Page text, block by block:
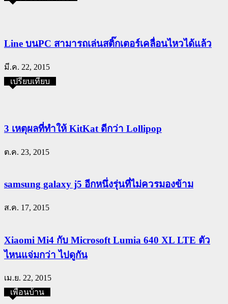
Line บนPC สามารถเล่นสติ๊กเตอร์เคลื่อนไหวได้แล้ว
มี.ค. 22, 2015
เปรียบเทียบ
3 เหตุผลที่ทำให้ KitKat ดีกว่า Lollipop
ต.ค. 23, 2015
samsung galaxy j5 อีกหนึ่งรุ่นที่ไม่ควรมองข้าม
ส.ค. 17, 2015
Xiaomi Mi4 กับ Microsoft Lumia 640 XL LTE ตัว
ไหนแจ่มกว่า ไปดูกัน
เม.ย. 22, 2015
เพื่อนบ้าน